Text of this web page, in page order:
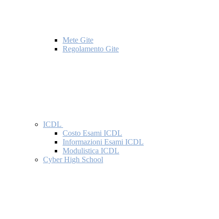
Mete Gite
Regolamento Gite
ICDL
Costo Esami ICDL
Informazioni Esami ICDL
Modulistica ICDL
Cyber High School